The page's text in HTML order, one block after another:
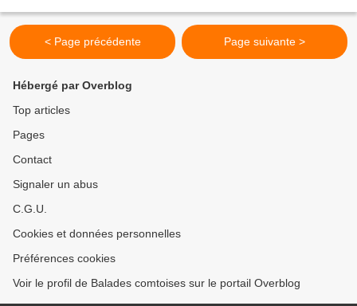
< Page précédente Page suivante >
Hébergé par Overblog
Top articles
Pages
Contact
Signaler un abus
C.G.U.
Cookies et données personnelles
Préférences cookies
Voir le profil de Balades comtoises sur le portail Overblog